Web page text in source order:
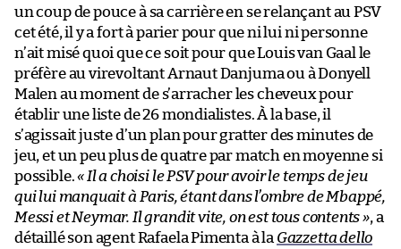
un coup de pouce à sa carrière en se relançant au PSV
cet été, il y a fort à parier pour que ni lui ni personne
n’ait misé quoi que ce soit pour que Louis van Gaal le
préfère au virevoltant Arnaut Danjuma ou à Donyell
Malen au moment de s’arracher les cheveux pour
établir une liste de 26 mondialistes. À la base, il
s’agissait juste d’un plan pour gratter des minutes de
jeu, et un peu plus de quatre par match en moyenne si
possible.« Il a choisi le PSV pour avoir le temps de jeu
qui lui manquait à Paris, étant dans l’ombre de Mbappé,
Messi et Neymar. Il grandit vite, on est tous contents », a
détaillé son agent Rafaela Pimenta à la Gazzetta dello